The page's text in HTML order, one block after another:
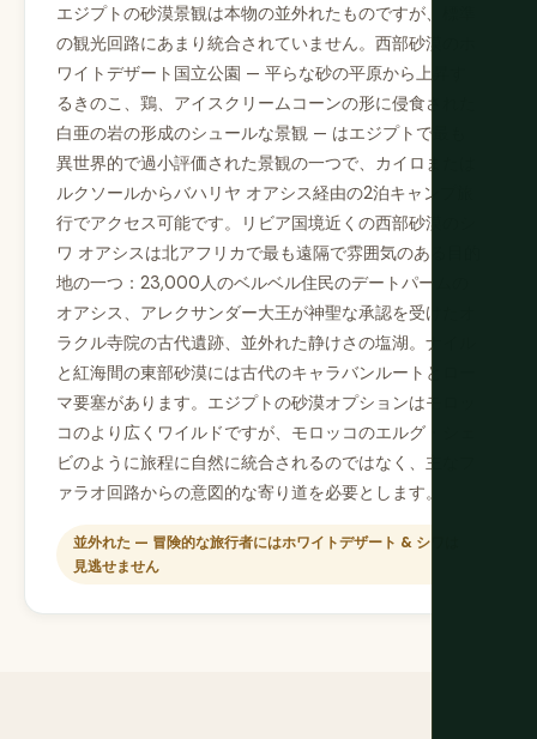
エジプトの砂漠景観は本物の並外れたものですが、標準
の観光回路にあまり統合されていません。西部砂漠のホ
ワイトデザート国立公園 — 平らな砂の平原から上昇す
るきのこ、鶏、アイスクリームコーンの形に侵食された
白亜の岩の形成のシュールな景観 — はエジプトで最も
異世界的で過小評価された景観の一つで、カイロまたは
ルクソールからバハリヤ オアシス経由の2泊キャンプ旅
行でアクセス可能です。リビア国境近くの西部砂漠のシ
ワ オアシスは北アフリカで最も遠隔で雰囲気のある目的
地の一つ：23,000人のベルベル住民のデートパームの
オアシス、アレクサンダー大王が神聖な承認を受けたオ
ラクル寺院の古代遺跡、並外れた静けさの塩湖。ナイル
と紅海間の東部砂漠には古代のキャラバンルートとロー
マ要塞があります。エジプトの砂漠オプションはモロッ
コのより広くワイルドですが、モロッコのエルグ・シェ
ビのように旅程に自然に統合されるのではなく、主なフ
ァラオ回路からの意図的な寄り道を必要とします。
並外れた — 冒険的な旅行者にはホワイトデザート & シワは
見逃せません